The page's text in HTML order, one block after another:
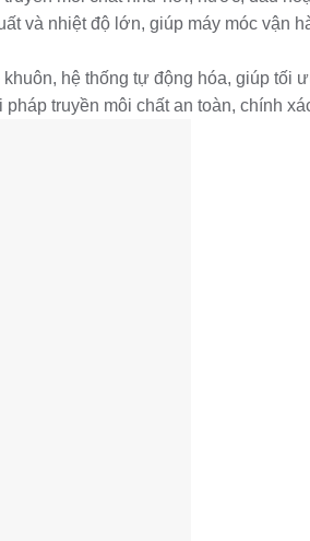
và nhiệt độ lớn, giúp máy móc vận
hệ thống tự động hóa, giúp tối
truyền môi chất an toàn, chính